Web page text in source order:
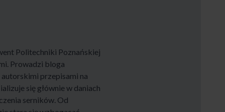
Politechniki Poznańskiej
Prowadzi bloga
przepisami na
się głównie w daniach
serników. Od